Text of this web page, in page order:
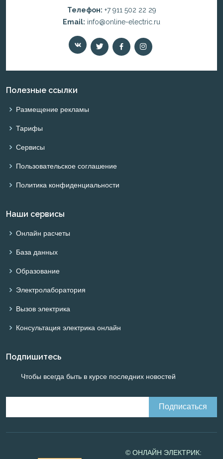
Телефон: +7 911 502 22 29
Email: info@online-electric.ru
Полезные ссылки
Размещение рекламы
Тарифы
Сервисы
Пользовательское соглашение
Политика конфиденциальности
Наши сервисы
Онлайн расчеты
База данных
Образование
Электролаборатория
Вызов электрика
Консультация электрика онлайн
Подпишитесь
Чтобы всегда быть в курсе последних новостей
© ОНЛАЙН ЭЛЕКТРИК: